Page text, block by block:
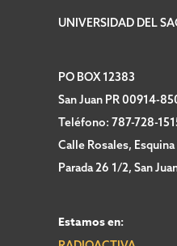
UNIVERSIDAD DEL
PO BOX 12383
San Juan PR 00914-
Teléfono: 787-728-
Calle Rosales,
Parada 26 1/2, San
Estamos en: